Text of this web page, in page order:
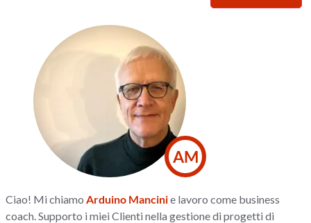
AM
Ciao! Mi chiamo Arduino Mancinie lavoro come business
coach. Supporto i miei Clienti nella gestione di progetti di